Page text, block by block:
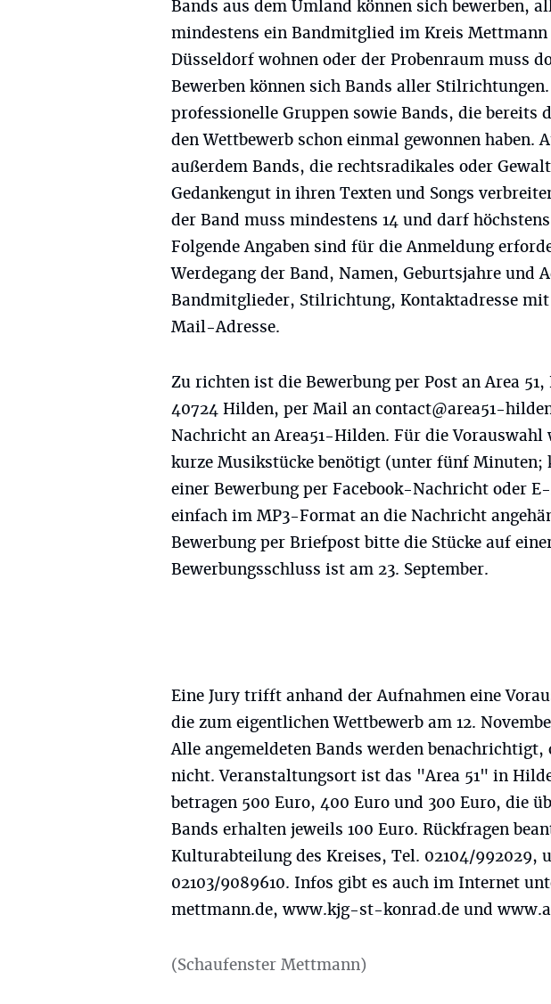
Bands aus dem Umland können sich bewerben,
mindestens ein Bandmitglied im Kreis Mettmann
Düsseldorf wohnen oder der Probenraum muss
Bewerben können sich Bands aller
professionelle Gruppen sowie Bands, die bereits
den Wettbewerb schon einmal gewonnen haben.
außerdem Bands, die rechtsradikales oder
Gedankengut in ihren Texten und Songs
der Band muss mindestens 14 und darf
Folgende Angaben sind für die Anmeldung
Werdegang der Band, Namen, Geburtsjahre und
Bandmitglieder, Stilrichtung, Kontaktadresse
Mail-Adresse.
Zu richten ist die Bewerbung per Post an Area
40724 Hilden, per Mail an contact@area51-
Nachricht an Area51-Hilden. Für die Vorauswahl
kurze Musikstücke benötigt (unter fünf Minuten;
einer Bewerbung per Facebook-Nachricht oder
einfach im MP3-Format an die Nachricht
Bewerbung per Briefpost bitte die Stücke auf
Bewerbungsschluss ist am 23. September.
Eine Jury trifft anhand der Aufnahmen eine
die zum eigentlichen Wettbewerb am 12.
Alle angemeldeten Bands werden benachrichtigt,
nicht. Veranstaltungsort ist das "Area 51" in
betragen 500 Euro, 400 Euro und 300 Euro, die
Bands erhalten jeweils 100 Euro. Rückfragen
Kulturabteilung des Kreises, Tel. 02104/992029,
02103/9089610. Infos gibt es auch im Internet
mettmann.de, www.kjg-st-konrad.de und
(Schaufenster Mettmann)